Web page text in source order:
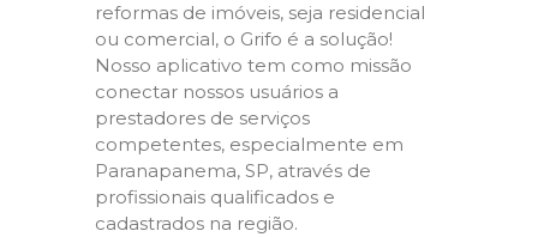
reformas de imóveis, seja residencial
ou comercial, o Grifo é a solução!
Nosso aplicativo tem como missão
conectar nossos usuários a
prestadores de serviços
competentes, especialmente em
Paranapanema, SP, através de
profissionais qualificados e
cadastrados na região.